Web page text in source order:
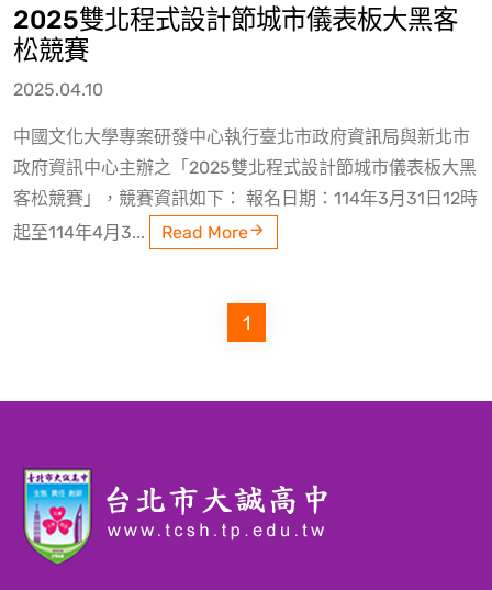
2025雙北程式設計節城市儀表板大黑客
松競賽
2025.04.10
中國文化大學專案研發中心執行臺北市政府資訊局與新北市
政府資訊中心主辦之「2025雙北程式設計節城市儀表板大黑
客松競賽」，競賽資訊如下： 報名日期：114年3月31日12時
起至114年4月3...
Read More
1